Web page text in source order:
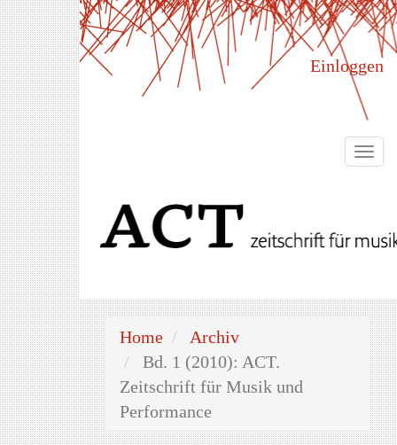
Hauptnavigation
Hauptinhalt
Sidebar
Einloggen
Home
Archiv
Bd. 1 (2010): ACT.
Zeitschrift für Musik und
Performance